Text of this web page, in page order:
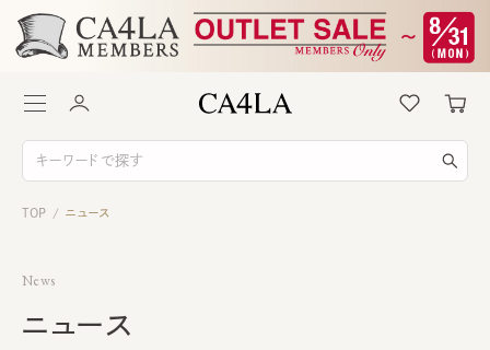
TOP / ニュース
News
ニュース